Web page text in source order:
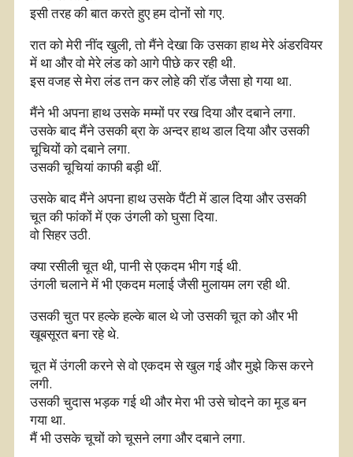
इसी तरह की बात करते हुए हम दोनों सो गए.
रात को मेरी नींद खुली, तो मैंने देखा कि उसका हाथ मेरे अंडरवियर
में था और वो मेरे लंड को आगे पीछे कर रही थी.
इस वजह से मेरा लंड तन कर लोहे की रॉड जैसा हो गया था.
मैंने भी अपना हाथ उसके मम्मों पर रख दिया और दबाने लगा.
उसके बाद मैंने उसकी ब्रा के अन्दर हाथ डाल दिया और उसकी
चूचियों को दबाने लगा.
उसकी चूचियां काफी बड़ी थीं.
उसके बाद मैंने अपना हाथ उसके पैंटी में डाल दिया और उसकी
चूत की फांकों में एक उंगली को घुसा दिया.
वो सिहर उठी.
क्या रसीली चूत थी, पानी से एकदम भीग गई थी.
उंगली चलाने में भी एकदम मलाई जैसी मुलायम लग रही थी.
उसकी चुत पर हल्के हल्के बाल थे जो उसकी चूत को और भी
खूबसूरत बना रहे थे.
चूत में उंगली करने से वो एकदम से खुल गई और मुझे किस करने
लगी.
उसकी चुदास भड़क गई थी और मेरा भी उसे चोदने का मूड बन
गया था.
मैं भी उसके चूचों को चूसने लगा और दबाने लगा.